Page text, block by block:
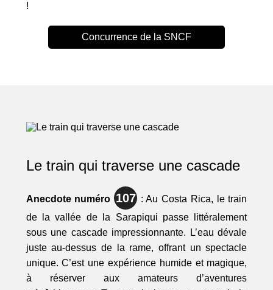
!
Concurrence de la SNCF
Le train qui traverse une cascade
Anecdote numéro 107 : Au Costa Rica, le train
de la vallée de la Sarapiqui passe littéralement
sous une cascade impressionnante. L’eau dévale
juste au-dessus de la rame, offrant un spectacle
unique. C’est une expérience humide et magique,
à réserver aux amateurs d’aventures